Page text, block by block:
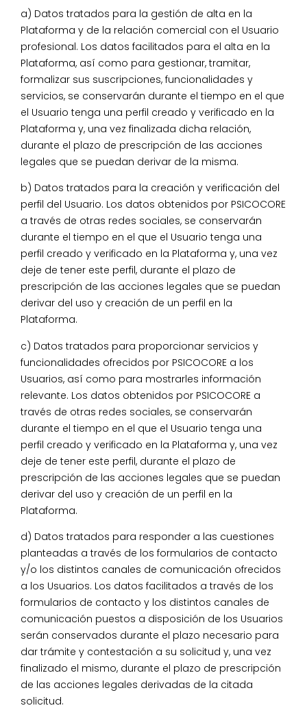
a) Datos tratados para la gestión de alta en la
Plataforma y de la relación comercial con el Usuario
profesional. Los datos facilitados para el alta en la
Plataforma, así como para gestionar, tramitar,
formalizar sus suscripciones, funcionalidades y
servicios, se conservarán durante el tiempo en el que
el Usuario tenga una perfil creado y verificado en la
Plataforma y, una vez finalizada dicha relación,
durante el plazo de prescripción de las acciones
legales que se puedan derivar de la misma.
b) Datos tratados para la creación y verificación del
perfil del Usuario. Los datos obtenidos por PSICOCORE
a través de otras redes sociales, se conservarán
durante el tiempo en el que el Usuario tenga una
perfil creado y verificado en la Plataforma y, una vez
deje de tener este perfil, durante el plazo de
prescripción de las acciones legales que se puedan
derivar del uso y creación de un perfil en la
Plataforma.
c) Datos tratados para proporcionar servicios y
funcionalidades ofrecidos por PSICOCORE a los
Usuarios, así como para mostrarles información
relevante. Los datos obtenidos por PSICOCORE a
través de otras redes sociales, se conservarán
durante el tiempo en el que el Usuario tenga una
perfil creado y verificado en la Plataforma y, una vez
deje de tener este perfil, durante el plazo de
prescripción de las acciones legales que se puedan
derivar del uso y creación de un perfil en la
Plataforma.
d) Datos tratados para responder a las cuestiones
planteadas a través de los formularios de contacto
y/o los distintos canales de comunicación ofrecidos
a los Usuarios. Los datos facilitados a través de los
formularios de contacto y los distintos canales de
comunicación puestos a disposición de los Usuarios
serán conservados durante el plazo necesario para
dar trámite y contestación a su solicitud y, una vez
finalizado el mismo, durante el plazo de prescripción
de las acciones legales derivadas de la citada
solicitud.